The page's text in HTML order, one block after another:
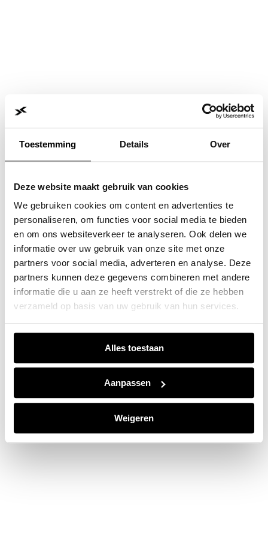
Toestemming Details Over
Deze website maakt gebruik van cookies
We gebruiken cookies om content en advertenties te
personaliseren, om functies voor social media te bieden
en om ons websiteverkeer te analyseren. Ook delen we
informatie over uw gebruik van onze site met onze
partners voor social media, adverteren en analyse. Deze
partners kunnen deze gegevens combineren met andere
informatie die u aan ze heeft verstrekt of die ze hebben
verzameld op basis van uw gebruik van hun services.
Alles toestaan
Aanpassen
Weigeren
Application error: a client-side exception has occurred while
loadingwww.jvk.nl(see the browser consolefor more
information).